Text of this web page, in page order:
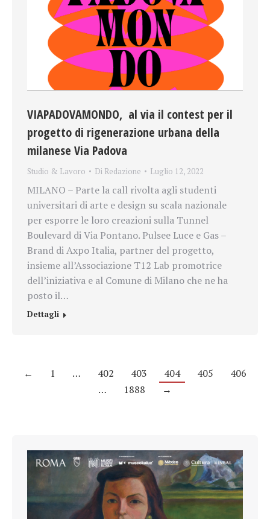
VIAPADOVAMONDO, al via il contest per il
progetto di rigenerazione urbana della
milanese Via Padova
Studio & Lavoro Di Redazione Luglio 12, 2022
MILANO – Parte la call rivolta agli studenti
universitari di arte e design su scala nazionale
per esporre le loro creazioni sulla Tunnel
Boulevard di Via Pontano. Pulsee Luce e Gas –
Brand di Axpo Italia, partner del progetto,
insieme all’Associazione T12 Lab promotrice
dell’iniziativa e al Comune di Milano che ne ha
posto il…
Dettagli
← 1 … 402 403 404 405
406
…
1888 →